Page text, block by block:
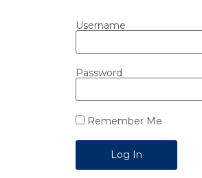
Username
Password
Remember Me